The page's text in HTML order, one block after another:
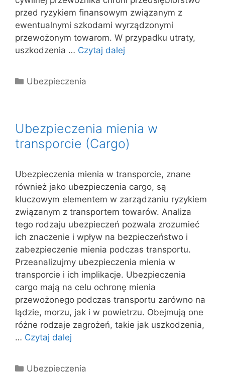
przed ryzykiem finansowym związanym z
ewentualnymi szkodami wyrządzonymi
przewożonym towarom. W przypadku utraty,
uszkodzenia … Czytaj dalej
Kategorie
Ubezpieczenia
Ubezpieczenia mienia w
transporcie (Cargo)
Ubezpieczenia mienia w transporcie, znane
również jako ubezpieczenia cargo, są
kluczowym elementem w zarządzaniu ryzykiem
związanym z transportem towarów. Analiza
tego rodzaju ubezpieczeń pozwala zrozumieć
ich znaczenie i wpływ na bezpieczeństwo i
zabezpieczenie mienia podczas transportu.
Przeanalizujmy ubezpieczenia mienia w
transporcie i ich implikacje. Ubezpieczenia
cargo mają na celu ochronę mienia
przewożonego podczas transportu zarówno na
lądzie, morzu, jak i w powietrzu. Obejmują one
różne rodzaje zagrożeń, takie jak uszkodzenia,
… Czytaj dalej
Kategorie
Ubezpieczenia